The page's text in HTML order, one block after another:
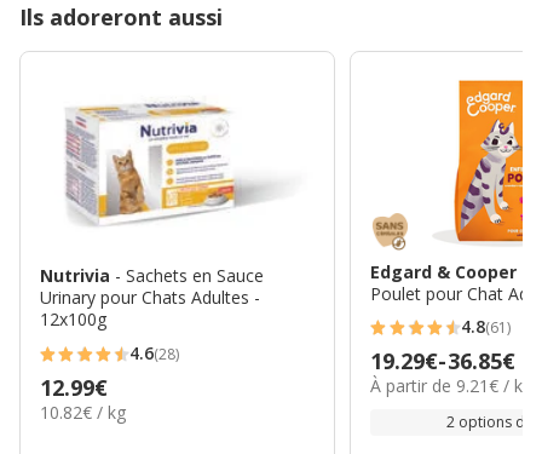
Ils adoreront aussi
Nutrivia - Sachets en Sauce
Urinary pour Chats Adultes -
12x100g
4.6
étoiles
avec
4.6(28)
Prix
12.99€
12.99€
10.82€
10.82€ / kg
Edgard & Cooper
Poulet pour Chat
4.8
étoiles
avec
4.8(61)
Prix
de
19.29€-36.85€
9.21€
À partir de 9.21€ / kg
2 options de